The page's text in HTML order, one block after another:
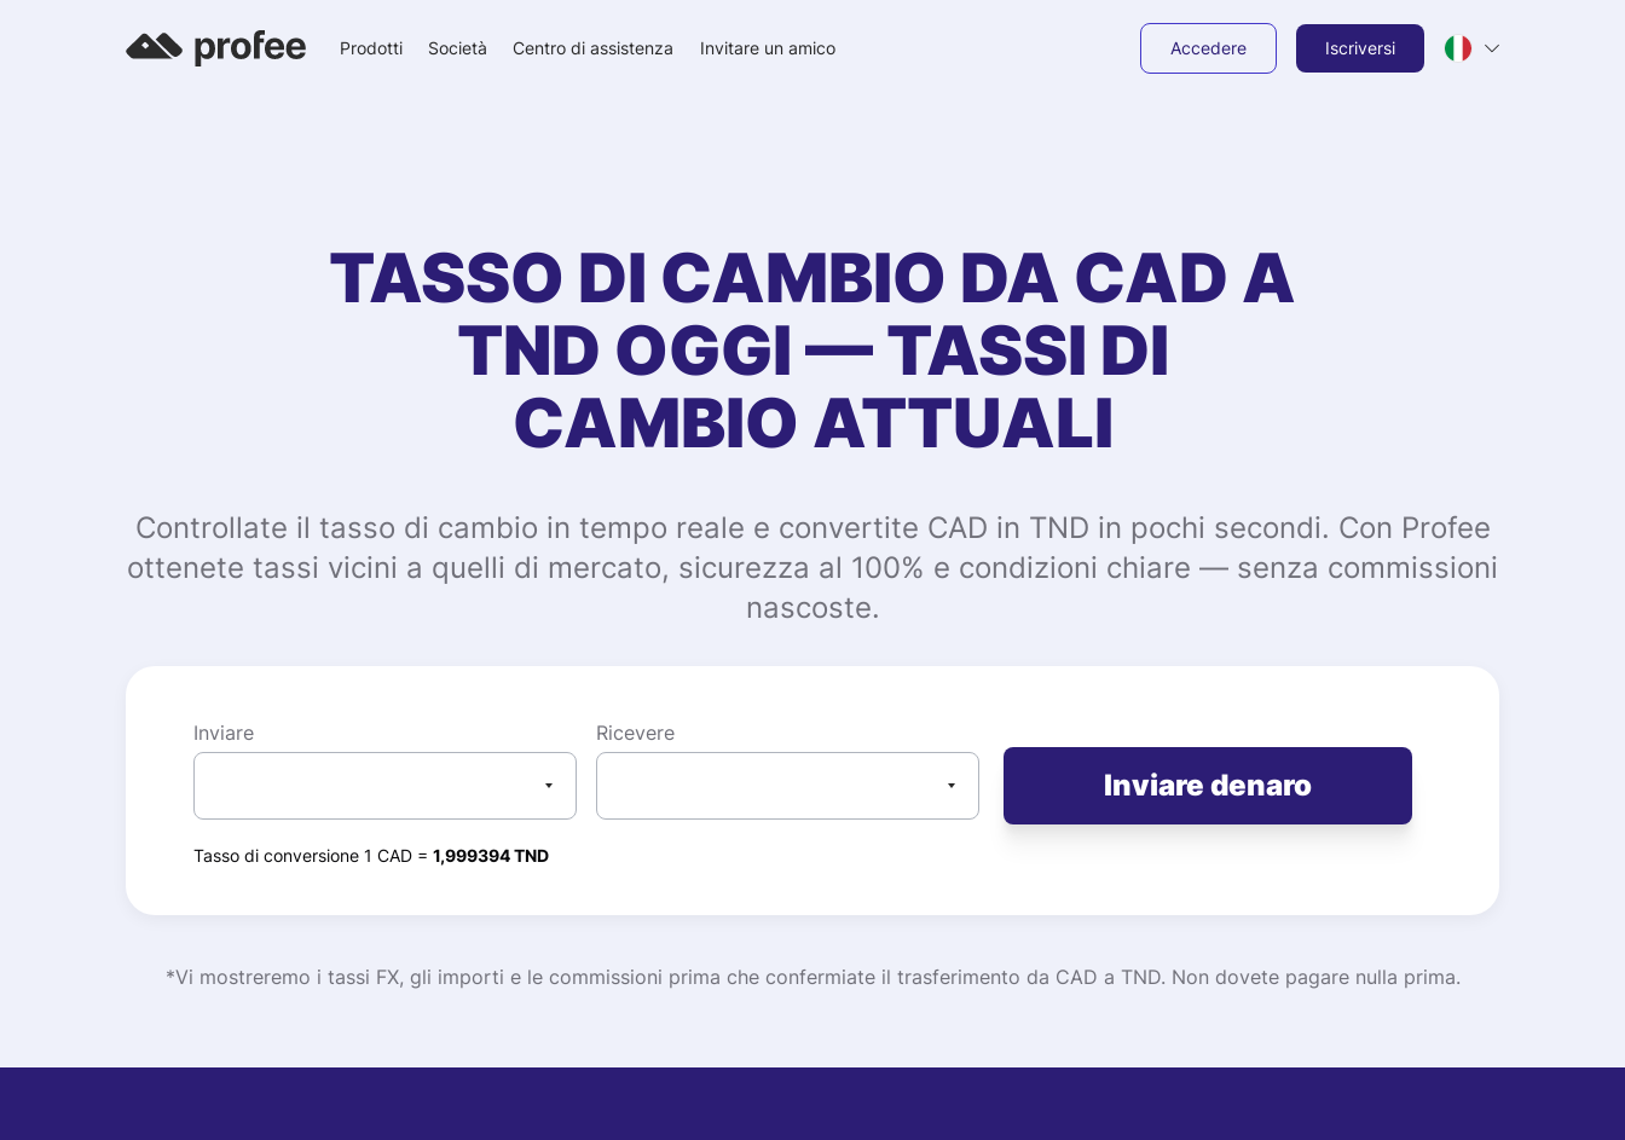
Prodotti Società Centro di assistenza Invitare un amico Accedere Iscriversi
TASSO DI CAMBIO DA CAD A
TND OGGI — TASSI DI
CAMBIO ATTUALI
Controllate il tasso di cambio in tempo reale e convertite CAD in TND in pochi secondi. Con Profee
ottenete tassi vicini a quelli di mercato, sicurezza al 100% e condizioni chiare — senza commissioni
nascoste.
Inviare Ricevere
Tasso di conversione 1 CAD = 1,999394 TND
Inviare denaro
*Vi mostreremo i tassi FX, gli importi e le commissioni prima che confermiate il trasferimento da CAD a TND. Non dovete pagare nulla prima.